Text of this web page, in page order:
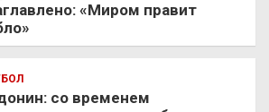
«Миром правит
со временем